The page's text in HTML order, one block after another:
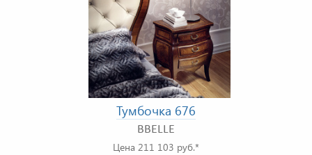
Тумбочка 676
BBELLE
Цена 211 103 руб.*